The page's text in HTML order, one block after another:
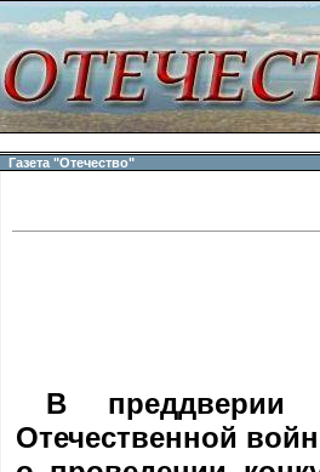
Газета "Отечество"
В
Отечественной